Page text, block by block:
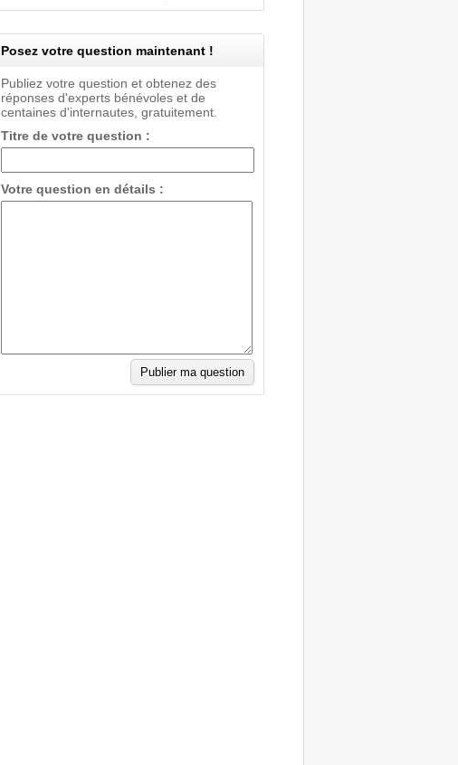
Posez votre question maintenant !
Publiez votre question et obtenez des
réponses d'experts bénévoles et de
centaines d'internautes, gratuitement.
Titre de votre question :
Votre question en détails :